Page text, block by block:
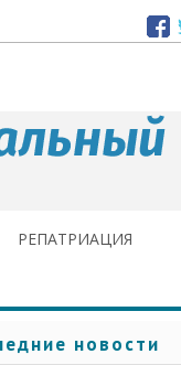
РЕПАТРИАЦИЯ
новости